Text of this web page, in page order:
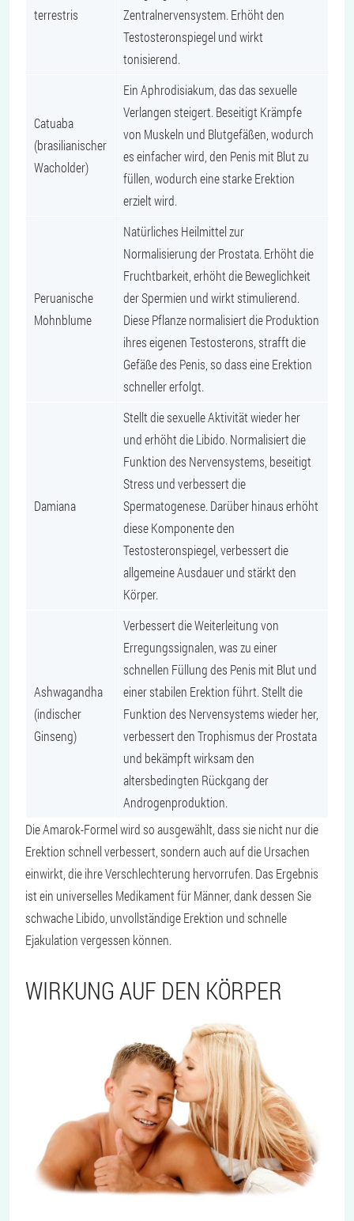
terrestris
Zentralnervensystem. Erhöht den
Testosteronspiegel und wirkt
tonisierend.
Catuaba
(brasilianischer
Wacholder)
Ein Aphrodisiakum, das das sexuelle
Verlangen steigert. Beseitigt Krämpfe
von Muskeln und Blutgefäßen, wodurch
es einfacher wird, den Penis mit Blut zu
füllen, wodurch eine starke Erektion
erzielt wird.
Peruanische
Mohnblume
Natürliches Heilmittel zur
Normalisierung der Prostata. Erhöht die
Fruchtbarkeit, erhöht die Beweglichkeit
der Spermien und wirkt stimulierend.
Diese Pflanze normalisiert die Produktion
ihres eigenen Testosterons, strafft die
Gefäße des Penis, so dass eine Erektion
schneller erfolgt.
Damiana
Stellt die sexuelle Aktivität wieder her
und erhöht die Libido. Normalisiert die
Funktion des Nervensystems, beseitigt
Stress und verbessert die
Spermatogenese. Darüber hinaus erhöht
diese Komponente den
Testosteronspiegel, verbessert die
allgemeine Ausdauer und stärkt den
Körper.
Ashwagandha
(indischer
Ginseng)
Verbessert die Weiterleitung von
Erregungssignalen, was zu einer
schnellen Füllung des Penis mit Blut und
einer stabilen Erektion führt. Stellt die
Funktion des Nervensystems wieder her,
verbessert den Trophismus der Prostata
und bekämpft wirksam den
altersbedingten Rückgang der
Androgenproduktion.
Die Amarok-Formel wird so ausgewählt, dass sie nicht nur die
Erektion schnell verbessert, sondern auch auf die Ursachen
einwirkt, die ihre Verschlechterung hervorrufen. Das Ergebnis
ist ein universelles Medikament für Männer, dank dessen Sie
schwache Libido, unvollständige Erektion und schnelle
Ejakulation vergessen können.
WIRKUNG AUF DEN KÖRPER